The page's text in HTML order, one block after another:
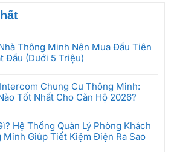
Thông Minh Nên Mua Đầu Tiên
Đầu (Dưới 5 Triệu)
Chung Cư Thông Minh:
Tốt Nhất Cho Căn Hộ 2026?
Hệ Thống Quản Lý Phòng Khách
Minh Giúp Tiết Kiệm Điện Ra Sao